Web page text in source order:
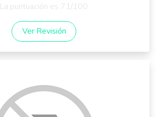
La puntuación es 71/100
Ver Revisión